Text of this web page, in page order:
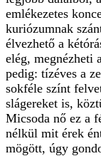
emlékezetes
kuriózumnak
élvezhető a
elég, megnézheti
pedig: tízéves a
sokféle színt
slágereket is,
Micsoda nő ez a
nélkül mit érek
mögött, úgy